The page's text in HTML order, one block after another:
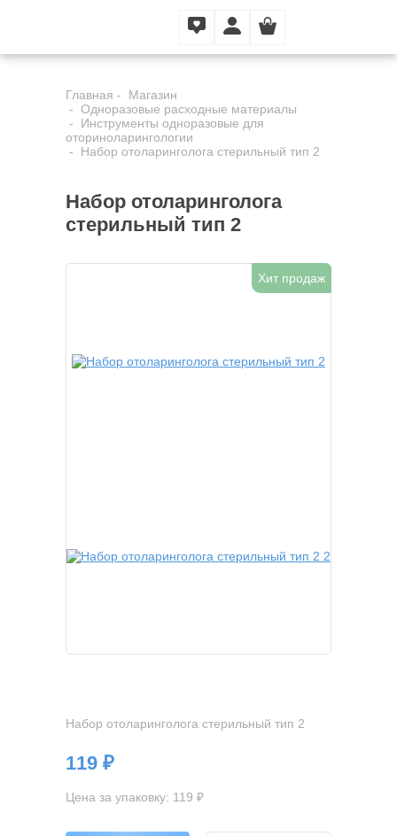
Главная
Магазин
Одноразовые расходные материалы
Инструменты одноразовые для
оториноларингологии
Набор отоларинголога стерильный тип 2
Набор отоларинголога
стерильный тип 2
Хит продаж
Набор отоларинголога стерильный тип 2
119 ₽
Цена за упаковку: 119 ₽